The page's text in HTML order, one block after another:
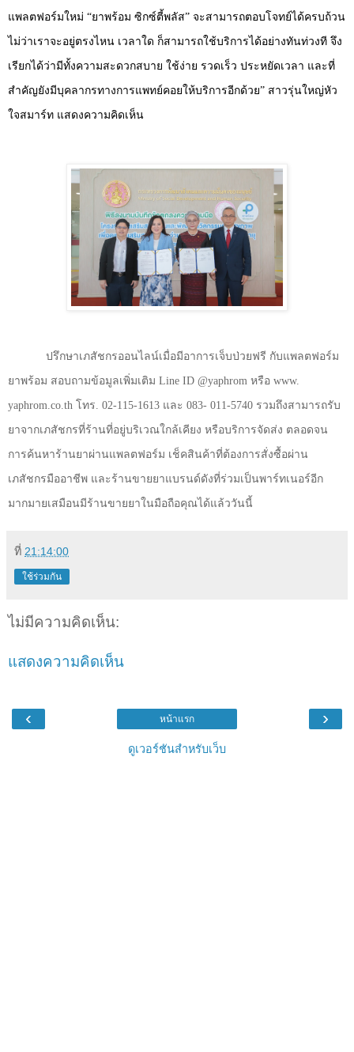
แพลตฟอร์มใหม่ “ยาพร้อม ซิกซ์ตี้พลัส” จะสามารถตอบโจทย์ได้ครบถ้วน
ไม่ว่าเราจะอยู่ตรงไหน เวลาใด ก็สามารถใช้บริการได้อย่างทันท่วงที จึง
เรียกได้ว่ามีทั้งความสะดวกสบาย ใช้ง่าย รวดเร็ว ประหยัดเวลา และที่
สำคัญยังมีบุคลากรทางการแพทย์คอยให้บริการอีกด้วย” สาวรุ่นใหญ่หัว
ใจสมาร์ท แสดงความคิดเห็น
ปรึกษาเภสัชกรออนไลน์เมื่อมีอาการเจ็บป่วยฟรี กับแพลตฟอร์ม
ยาพร้อม สอบถามข้อมูลเพิ่มเติม Line ID @yaphrom หรือ www.
yaphrom.co.th โทร. 02-115-1613 และ 083- 011-5740 รวมถึงสามารถรับ
ยาจากเภสัชกรที่ร้านที่อยู่บริเวณใกล้เคียง หรือบริการจัดส่ง​ ตลอดจน
การค้นหาร้านยาผ่านแพลตฟอร์ม เช็คสินค้าที่ต้องการสั่งซื้อผ่าน
เภสัชกรมืออาชีพ และร้านขายยาแบรนด์ดังที่ร่วมเป็นพาร์ทเนอร์อีก
มากมายเสมือนมีร้านขายยาในมือถือคุณได้แล้ววันนี้
ที่ 21:14:00
ใช้ร่วมกัน
ไม่มีความคิดเห็น:
แสดงความคิดเห็น
‹ ›
หน้าแรก
ดูเวอร์ชันสำหรับเว็บ